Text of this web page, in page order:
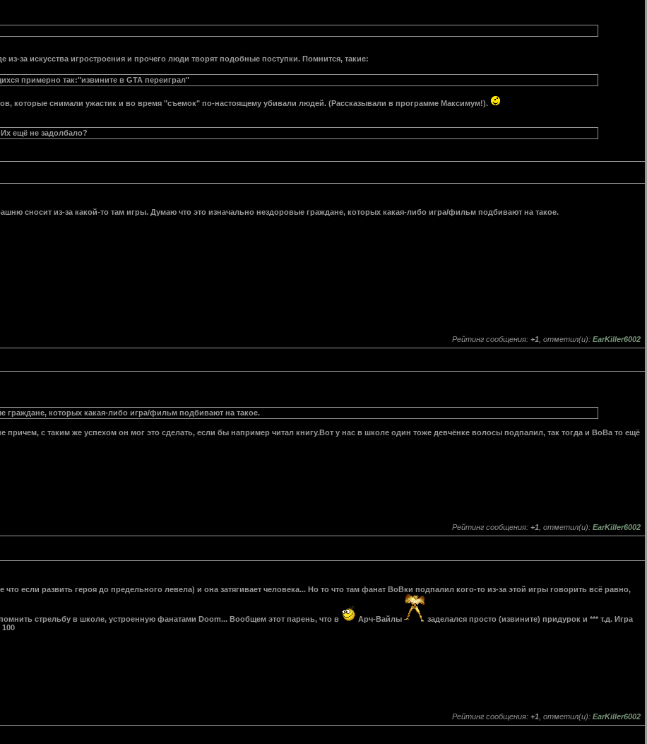
за искусства игростроения и прочего люди творят подобные поступки. Помнится, такие:
примерно так:"извините в GTA переиграл"
которые снимали ужастик и во время "съемок" по-настоящему убивали людей. (Рассказывали в программе Максимум!).
ещё не задолбало?
сносит из-за какой-то там игры. Думаю что это изначально нездоровые граждане, которых какая-либо игра/фильм подбивают на такое.
Рейтинг сообщения: +1 , отметил(и): EarKiller6002
граждане, которых какая-либо игра/фильм подбивают на такое.
причем, с таким же успехом он мог это сделать, если бы например читал книгу.Вот у нас в школе один тоже девчёнке волосы подпалил, так тогда и ВоВа то ещё
Рейтинг сообщения: +1 , отметил(и): EarKiller6002
что если развить героя до предельного левела) и она затягивает человека... Но то что там фанат ВоВки подпалил кого-то из-за этой игры говорить всё равно,
стрельбу в школе, устроенную фанатами Doom... Вообщем этот парень, что в Арч-Вайлы
заделался просто (извините) придурок и *** т.д. Игра
100
Рейтинг сообщения: +1 , отметил(и): EarKiller6002